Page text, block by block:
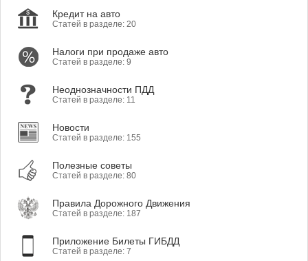
Кредит на авто
Статей в разделе: 20
Налоги при продаже авто
Статей в разделе: 9
Неоднозначности ПДД
Статей в разделе: 11
Новости
Статей в разделе: 155
Полезные советы
Статей в разделе: 80
Правила Дорожного Движения
Статей в разделе: 187
Приложение Билеты ГИБДД
Статей в разделе: 7